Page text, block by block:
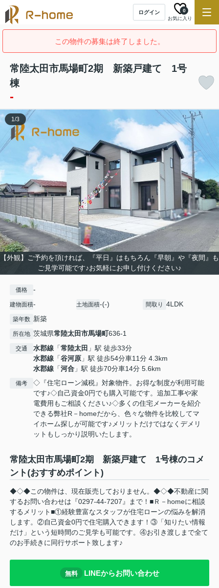
ログイン
お気に入り
0
この物件の募集は終了しました。
常陸太田市馬場町2期 新築戸建て 1号
棟
-
【外観】ご予約を頂ければ、『平日』はもちろん『早朝』や『夜間』も
ご見学可能です♪お気軽にお申し付けください♪
1/3
価格 -
建物面積- 土地面積-(-) 間取り 4LDK
築年数 新築
所在地 茨城県常陸太田市馬場町636-1
交通 水郡線 「常陸太田 」駅 徒歩33分
水郡線 「谷河原 」駅 徒歩54分車11分 4.3km
水郡線 「河合 」駅 徒歩70分車14分 5.6km
備考
◇『住宅ローン減税』対象物件。お得な制度が利用可能
です♪◇自己資金0円でも購入可能です。追加工事や家
電費用もご相談ください♪◇多くの住宅メーカーを紹介
できる弊社R－homeだから、色々な物件を比較してマ
イホーム探しが可能です♪メリットだけではなくデメリ
ットもしっかり説明いたします。
常陸太田市馬場町2期 新築戸建て 1号棟のコメ
ント(おすすめポイント)
◆◇◆この物件は、現在販売しておりません。◆◇◆不動産に関
するお問い合わせは『0297-44-7207』まで！■Ｒ－homeに相談
するメリット■①経験豊富なスタッフが住宅ローンの悩みを解消
します。②自己資金0円で住宅購入できます！③「知りたい情報
だけ」という短時間のご見学も可能です。④お引き渡しまで全て
のお手続きに同行サポート致します♪
無料 LINEからお問い合わせ